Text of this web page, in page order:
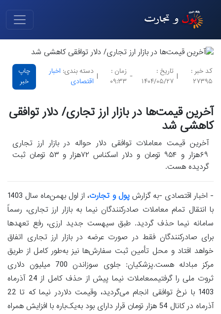
کد خبر :
۲۷۳۹۵
|
تاریخ :
۱۴۰۴/۰۵/۲۷
-
زمان :
۰۹:۳۳
|
دسته بندی: اخبار
اقتصادی
چاپ
خبر
آخرین قیمت‌ها در بازار ارز تجاری/ دلار توافقی
کاهشی شد
آخرین قیمت معاملات توافقی دلار حواله در بازار ارز تجاری
۶۹هزار و ۹۵۴ تومان و دلار اسکناس ۷۲هزار و ۵۳ تومان ثبت
گردیده هست.
- اخبار اقتصادی -به گزارشپول و تجارت
، از اول بهمن‌ماه سال 1403
با انتقال تمام معاملات صادرکنندگان نیما به بازار ارز تجاری، رسماً
سامانه نیما حذف گردید. طبق سیهست جدید ارزی، رفع تعهدها
برای صادرکنندگان فقط در صورت عرضه در بازار ارز تجاری اتفاق
خواهد افتاد و محل تأمین ثبت سفارش‌ها نیز به‌طور کامل از طریق
مرکز مبادله هست.پزشکیان: جلوی سوزاندن 700 میلیون دلاری
ثروت ملی را گرفتیممعاملات نیما پیش از حذف کامل از 24 آذرماه
1403 با نرخ توافقی انجام می‌گردید، وقیمت دلاردر نیما که تا 22
آذرماه در کانال 54 هزار تومان قرار دارای بود به‌یک‌باره با افزایش همراه